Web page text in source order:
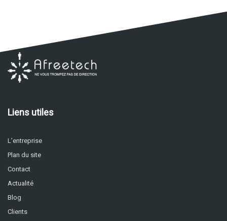
Liens utiles
L’entreprise
Plan du site
Contact
Actualité
Blog
Clients